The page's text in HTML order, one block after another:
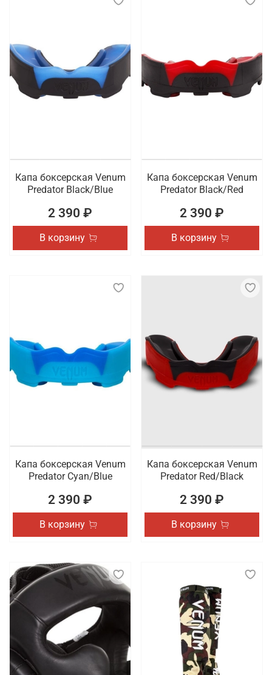
Капа боксерская Venum
Predator Black/Blue
2 390 ₽
В корзину
Капа боксерская Venum
Predator Black/Red
2 390 ₽
В корзину
Капа боксерская Venum
Predator Cyan/Blue
2 390 ₽
В корзину
Капа боксерская Venum
Predator Red/Black
2 390 ₽
В корзину